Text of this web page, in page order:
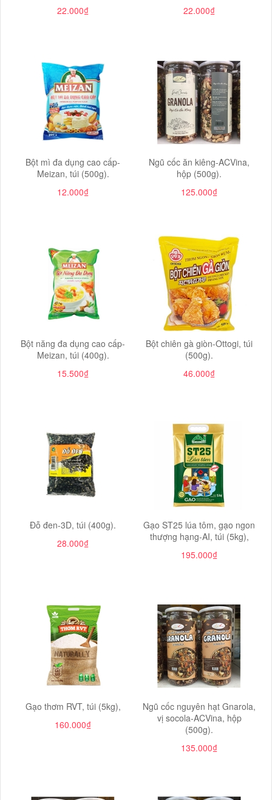
22.000₫ 22.000₫
Bột mì đa dụng cao cấp-
Meizan, túi (500g).
12.000₫
Ngũ cốc ăn kiêng-ACVina,
hộp (500g).
125.000₫
Bột năng đa dụng cao cấp-
Meizan, túi (400g).
15.500₫
Bột chiên gà giòn-Ottogi, túi
(500g).
46.000₫
Đỗ đen-3D, túi (400g).
28.000₫
Gạo ST25 lúa tôm, gạo ngon
thượng hạng-AI, túi (5kg),
195.000₫
Gạo thơm RVT, túi (5kg),
160.000₫
Ngũ cốc nguyên hạt Gnarola,
vị socola-ACVina, hộp
(500g).
135.000₫